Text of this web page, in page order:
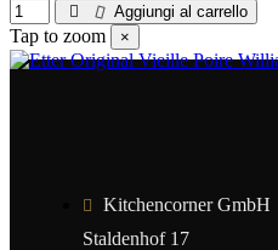
Aggiungi al carrello
Tap to zoom ×
Kitchencorner GmbH
Staldenhof 17